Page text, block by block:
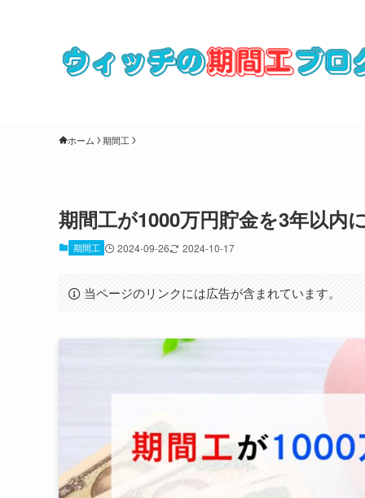
ホーム 期間工
期間工が1000万円貯金を3年以内
期間工 2024-09-26 2024-10-17
当ページのリンクには広告が含まれています。